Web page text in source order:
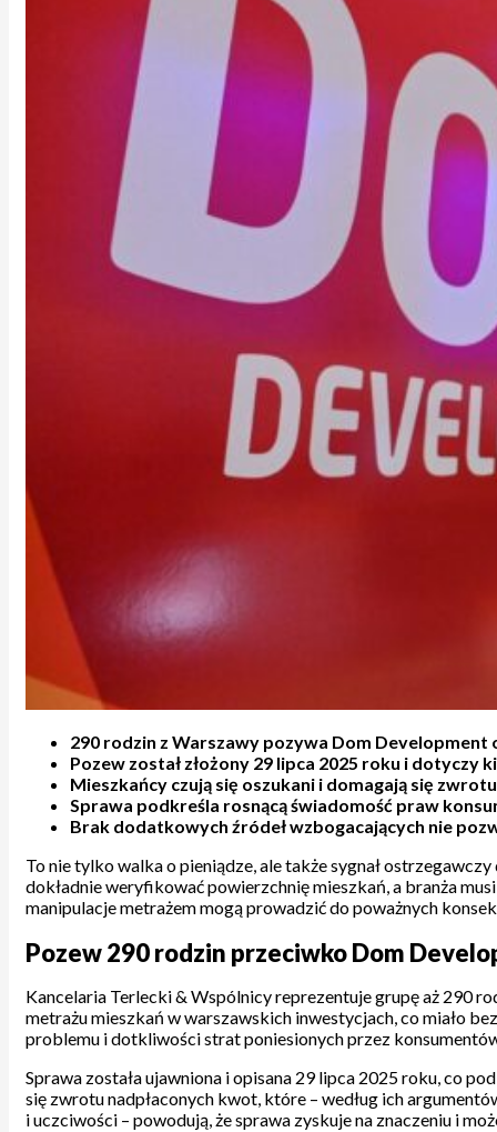
290 rodzin z Warszawy pozywa Dom Development
Pozew został złożony 29 lipca 2025 roku i
Mieszkańcy czują się oszukani i domagają się
Sprawa podkreśla rosnącą świadomość praw
Brak dodatkowych źródeł wzbogacających nie
To nie tylko walka o pieniądze, ale także sygnał
dokładnie weryfikować powierzchnię mieszkań, a branża
manipulacje metrażem mogą prowadzić do poważnych
Pozew 290 rodzin przeciwko Dom
Kancelaria Terlecki & Wspólnicy reprezentuje grupę aż 290
metrażu mieszkań w warszawskich inwestycjach, co miało
problemu i dotkliwości strat poniesionych przez
Sprawa została ujawniona i opisana 29 lipca 2025 roku, co
się zwrotu nadpłaconych kwot, które – według ich
i uczciwości – powodują, że sprawa zyskuje na znaczeniu i